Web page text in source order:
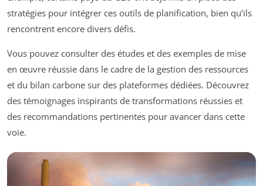
stratégies pour intégrer ces outils de planification, bien qu’ils
rencontrent encore divers défis.
Vous pouvez consulter des études et des exemples de mise
en œuvre réussie dans le cadre de la gestion des ressources
et du bilan carbone sur des plateformes dédiées. Découvrez
des témoignages inspirants de transformations réussies et
des recommandations pertinentes pour avancer dans cette
voie.